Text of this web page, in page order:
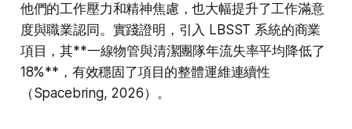
他們的工作壓力和精神焦慮，也大幅提升了工作滿意
度與職業認同。實踐證明，引入 LBSST 系統的商業
項目，其**一線物管與清潔團隊年流失率平均降低了
18%**，有效穩固了項目的整體運維連續性
（Spacebring, 2026）。